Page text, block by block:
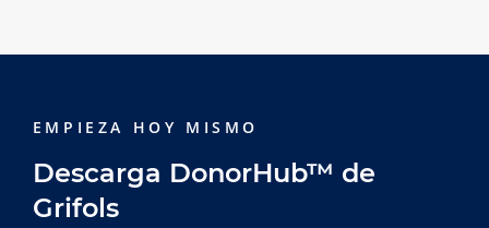
EMPIEZA HOY MISMO
Descarga DonorHub™ de
Grifols